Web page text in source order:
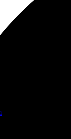
Einige von
Cookies